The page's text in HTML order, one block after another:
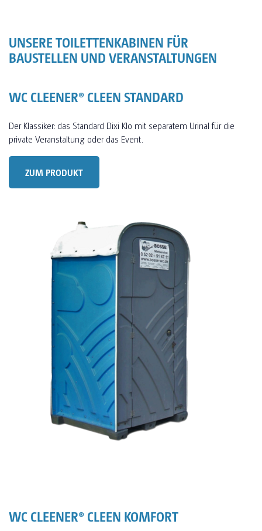
UNSERE TOILETTENKABINEN FÜR
BAUSTELLEN UND VERANSTALTUNGEN
WC CLEENER® CLEEN STANDARD
Der Klassiker: das Standard Dixi Klo mit separatem Urinal für die
private Veranstaltung oder das Event.
ZUM PRODUKT
WC CLEENER® CLEEN KOMFORT